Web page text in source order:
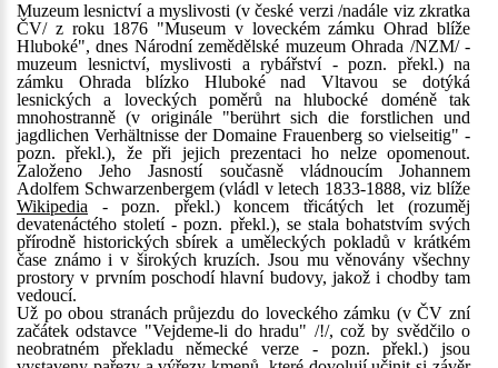
Muzeum lesnictví a myslivosti (v české verzi /nadále viz zkratka
ČV/ z roku 1876 "Museum v loveckém zámku Ohrad blíže
Hluboké", dnes Národní zemědělské muzeum Ohrada /NZM/ -
muzeum lesnictví, myslivosti a rybářství - pozn. překl.) na
zámku Ohrada blízko Hluboké nad Vltavou se dotýká
lesnických a loveckých poměrů na hlubocké doméně tak
mnohostranně (v originále "berührt sich die forstlichen und
jagdlichen Verhältnisse der Domaine Frauenberg so vielseitig" -
pozn. překl.), že při jejich prezentaci ho nelze opomenout.
Založeno Jeho Jasností současně vládnoucím Johannem
Adolfem Schwarzenbergem (vládl v letech 1833-1888, viz blíže
Wikipedia - pozn. překl.) koncem třicátých let (rozuměj
devatenáctého století - pozn. překl.), se stala bohatstvím svých
přírodně historických sbírek a uměleckých pokladů v krátkém
čase známo i v širokých kruzích. Jsou mu věnovány všechny
prostory v prvním poschodí hlavní budovy, jakož i chodby tam
vedoucí.
Už po obou stranách průjezdu do loveckého zámku (v ČV zní
začátek odstavce "Vejdeme-li do hradu" /!/, což by svědčilo o
neobratném překladu německé verze - pozn. překl.) jsou